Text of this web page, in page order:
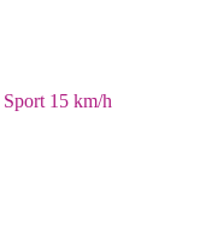
15 km/h